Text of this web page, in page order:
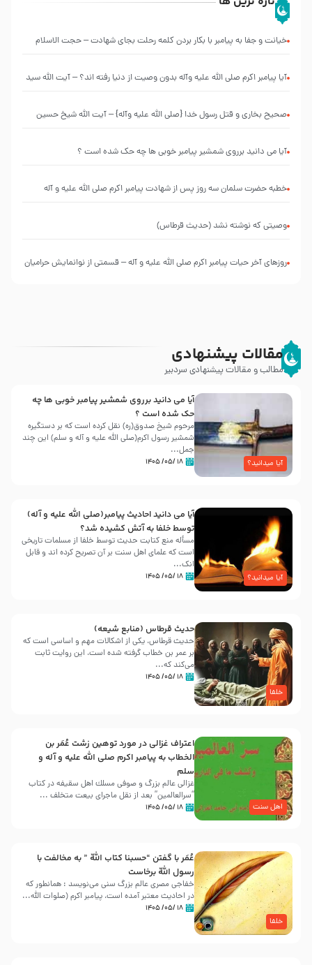
خیانت و جفا به پیامبر با بکار بردن کلمه رحلت بجای شهادت – حجت الاسلام
آیا پیامبر اکرم صلی الله علیه وآله بدون وصیت از دنیا رفته ‌اند؟ – آیت الله سید
صحیح بخاری و قتل رسول‌ خدا {صلی ‌الله علیه‌ وآله} – آیت الله شیخ حسین
آیا می دانید برروی شمشیر پیامبر خوبی ها چه حک شده است ؟
خطبه حضرت سلمان سه روز پس از شهادت پیامبر اکرم صلی الله علیه و آله
وصیتی که نوشته نشد (حدیث قرطاس)
روزهای آخر حیات پیامبر اکرم صلی الله علیه و آله – قسمتی از نوانمایش حرامیان
مقالات پیشنهادی
مطالب و مقالات پیشنهادی سردبیر
آیا میدانید؟
آیا می دانید برروی شمشیر پیامبر خوبی ها چه
حک شده است ؟
مرحوم شیخ صدوق(ره) نقل کرده است که بر دستگیره
شمشیر رسول اکرم(صلی الله علیه و آله و سلم) این چند
جمل...
۱۸ /۰۵/ ۱۴۰۵
آیا میدانید؟
آیا می دانید احادیث پیامبر(صلی الله علیه و آله)
توسط خلفا به آتش کشیده شد؟
مسأله منع کتابت حدیث توسط خلفا از مسلمات تاریخی
است که علمای اهل سنت بر آن تصریح کرده اند و قابل
انک...
۱۸ /۰۵/ ۱۴۰۵
خلفا
حدیث قرطاس (منابع شیعه)
حدیث قرطاس، یکی از اشکالات مهم و اساسی است که
بر عمر بن خطاب گرفته شده است، این روایت ثابت
می‌کند که...
۱۸ /۰۵/ ۱۴۰۵
اهل سنت
اعتراف غزالی در مورد توهین زشت عُمَر بن
الخطاب به پیامبر اکرم صلی الله علیه و آله و
سلم
غزالی عالم بزرگ و صوفی مسلك اهل سقيفه در کتاب
“سرالعالمین” بعد از نقل ماجرای بیعت متخلف ...
۱۸ /۰۵/ ۱۴۰۵
خلفا
عُمَر با گفتن “حسبنا كتاب اللّه ” به مخالفت با
رسول اللّه برخاست
خفاجی مصری عالم بزرگ سنی می‌نویسد : همانطور که
در احادیث معتبر آمده است، پیامبر اکرم (صلوات اللّه...
۱۸ /۰۵/ ۱۴۰۵